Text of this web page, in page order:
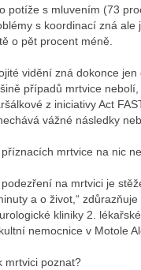
potíže s mluvením (73
s koordinací zná
o pět procent méně.
vidění zná dokonce
případů mrtvice
z iniciativy Act
vážné následky
příznacích mrtvice na nic
podezření na mrtvici je
a o život,“
kliniky 2.
nemocnice v Motole
mrtvici poznat?